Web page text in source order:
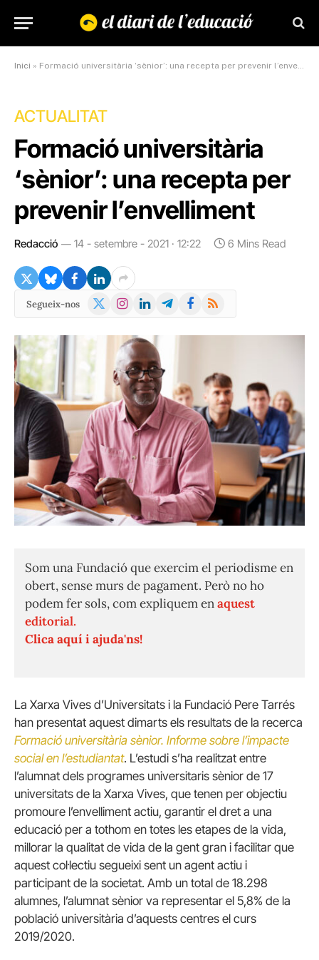
Inici » Formació universitària ‘sènior’: una recepta per prevenir l’envelliment
ACTUALITAT
Formació universitària
‘sènior’: una recepta per
prevenir l’envelliment
Redacció 14 - setembre - 2021 · 12:22 6 Mins Read
Segueix-nos
X
Instagram
LinkedInTelegramFacebook
RSS
Som una Fundació que exercim el periodisme en
obert, sense murs de pagament. Però no ho
podem fer sols, com expliquem enaquest
editorial.
Clica aquí i ajuda'ns!
La Xarxa Vives d’Universitats i la Fundació Pere Tarrés
han presentat aquest dimarts els resultats de la recerca
Formació universitària sènior. Informe sobre l’impacte
social en l’estudiantat. L’estudi s’ha realitzat entre
l’alumnat dels programes universitaris sènior de 17
universitats de la Xarxa Vives, que tenen per objectiu
promoure l’envelliment actiu, garantir el dret a una
educació per a tothom en totes les etapes de la vida,
millorar la qualitat de vida de la gent gran i facilitar que
aquest col·lectiu segueixi sent un agent actiu i
participant de la societat. Amb un total de 18.298
alumnes, l’alumnat sènior va representar el 5,8% de la
població universitària d’aquests centres el curs
2019/2020.